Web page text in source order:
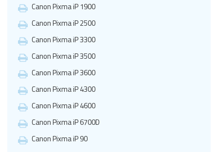
Canon Pixma iP 1900
Canon Pixma iP 2500
Canon Pixma iP 3300
Canon Pixma iP 3500
Canon Pixma iP 3600
Canon Pixma iP 4300
Canon Pixma iP 4600
Canon Pixma iP 6700D
Canon Pixma iP 90